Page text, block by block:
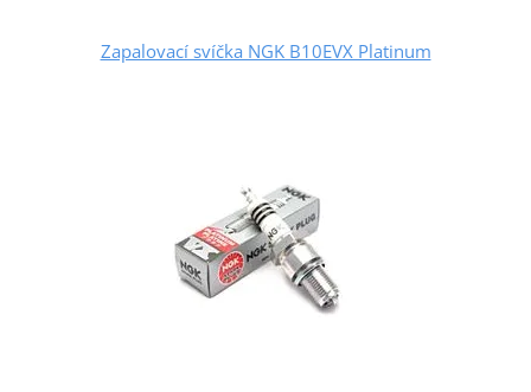
Zapalovací svíčka NGK B10EVX Platinum